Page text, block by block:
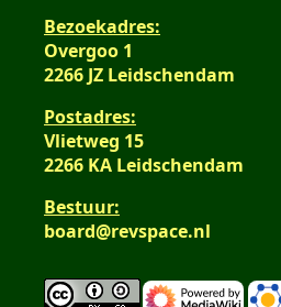
Bezoekadres:
Overgoo 1
2266 JZ Leidschendam
Postadres:
Vlietweg 15
2266 KA Leidschendam
Bestuur:
board@revspace.nl